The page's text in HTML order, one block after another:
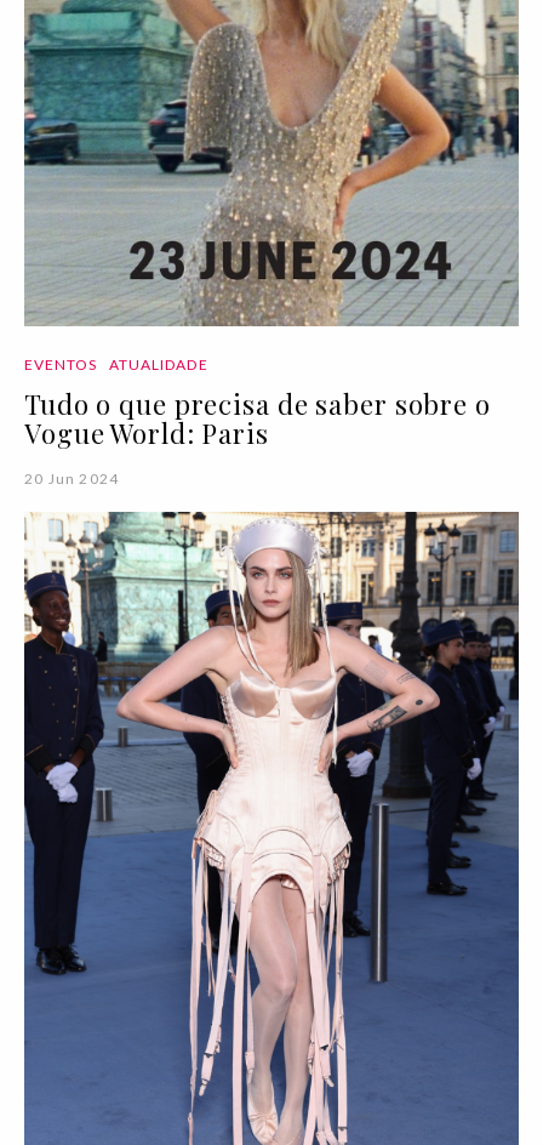
EVENTOS ATUALIDADE
Tudo o que precisa de saber sobre o
Vogue World: Paris
20 Jun 2024